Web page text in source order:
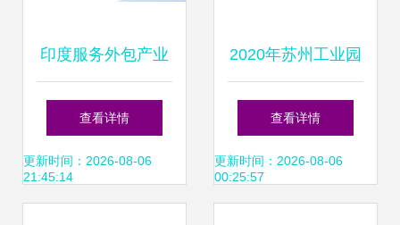
印度服务外包产业
的崛起与全球软件
外包服务的领导地
查看详情
更新时间：2026-08-06
21:45:14
2020年苏州工业园
区服务外包职业学
院高职(专科)批软
查看详情
更新时间：2026-08-06
00:25:57